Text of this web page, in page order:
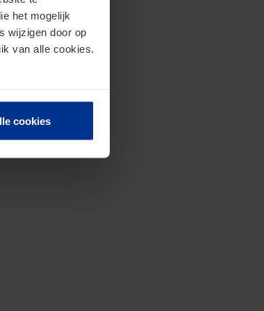
het mogelijk
wijzigen door op
van alle cookies.
cookies